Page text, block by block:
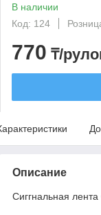
В наличии
Код: 124
770 ₸/
Описание
Сиггнальная